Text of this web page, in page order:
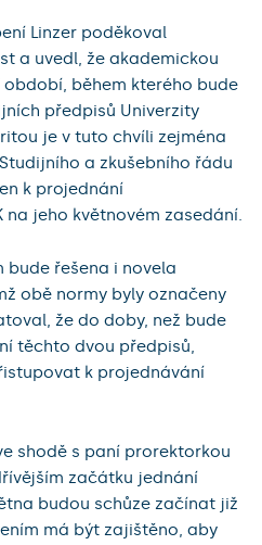
Linzer poděkoval
a uvedl, že akademickou
během kterého bude
předpisů Univerzity
je v tuto chvíli zejména
a zkušebního řádu
k projednání
na jeho květnovém zasedání.
bude řešena i novela
obě normy byly označeny
že do doby, než bude
těchto dvou předpisů,
k projednávání
shodě s paní prorektorkou
začátku jednání
budou schůze začínat již
má být zajištěno, aby